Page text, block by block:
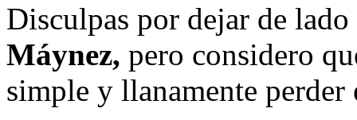
Disculpas por dejar de
Máynez, pero considero
simple y llanamente perder